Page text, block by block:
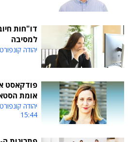
דו"חות
למסיבה
יהודה
פודקאסט
אומת
יהודה
15:44